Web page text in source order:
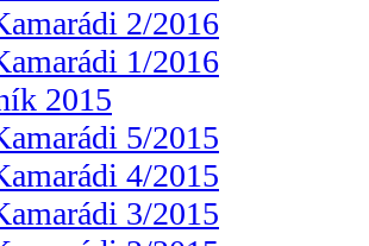
2/2016
1/2016
2015
5/2015
4/2015
3/2015